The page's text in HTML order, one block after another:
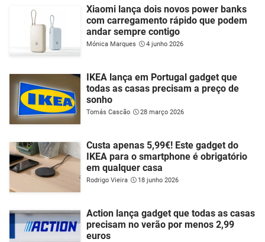
Xiaomi lança dois novos power banks
com carregamento rápido que podem
andar sempre contigo
Mónica Marques 4 junho 2026
IKEA lança em Portugal gadget que
todas as casas precisam a preço de
sonho
Tomás Cascão 28 março 2026
Custa apenas 5,99€! Este gadget do
IKEA para o smartphone é obrigatório
em qualquer casa
Rodrigo Vieira 18 junho 2026
Action lança gadget que todas as casas
precisam no verão por menos 2,99
euros